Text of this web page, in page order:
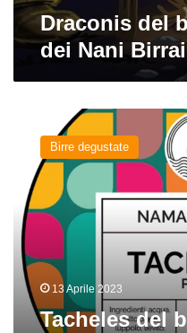
Draconis del
dei Nani Birrai
birrificio
Nama
Brewing
Birre degustate
13 Aprile 2023
Tacheles del